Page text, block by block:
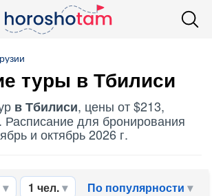
туры в Тбилиси
в Тбилиси, цены от $213,
Расписание для бронирования
и октябрь 2026 г.
1 чел. По популярности